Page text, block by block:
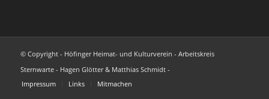
© Copyright - Höfinger Heimat- und Kulturverein - Arbeitskreis
Sternwarte - Hagen Glötter & Matthias Schmidt -
Impressum
Links Mitmachen